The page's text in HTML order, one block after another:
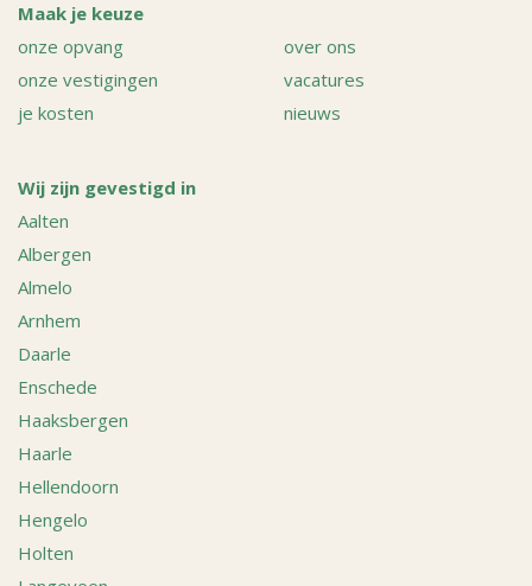
Maak je keuze
onze opvang
onze vestigingen
je kosten
over ons
vacatures
nieuws
Wij zijn gevestigd in
Aalten
Albergen
Almelo
Arnhem
Daarle
Enschede
Haaksbergen
Haarle
Hellendoorn
Hengelo
Holten